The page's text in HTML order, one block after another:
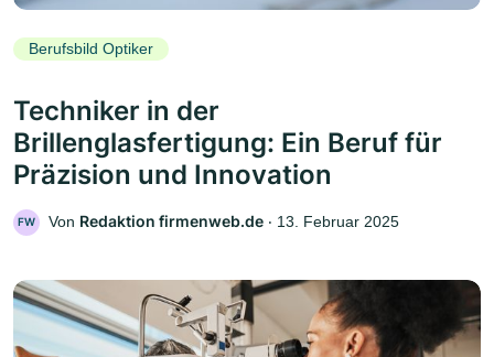
Berufsbild Optiker
Techniker in der
Brillenglasfertigung: Ein Beruf für
Präzision und Innovation
FW Von Redaktion firmenweb.de ‧ 13. Februar 2025